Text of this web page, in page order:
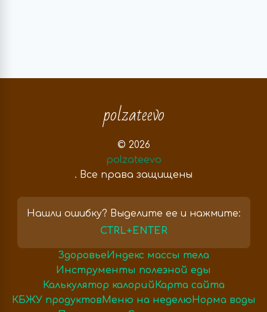
polzateevo
© 2026
polzateevo
. Все права защищены
Нашли ошибку? Выделите ее и нажмите:
CTRL+ENTER
Здоровье Индекс массы тела
Инструменты полезной еды
Калькулятор калорий Карта сайта
КБЖУ продуктов Меню на неделю Норма воды